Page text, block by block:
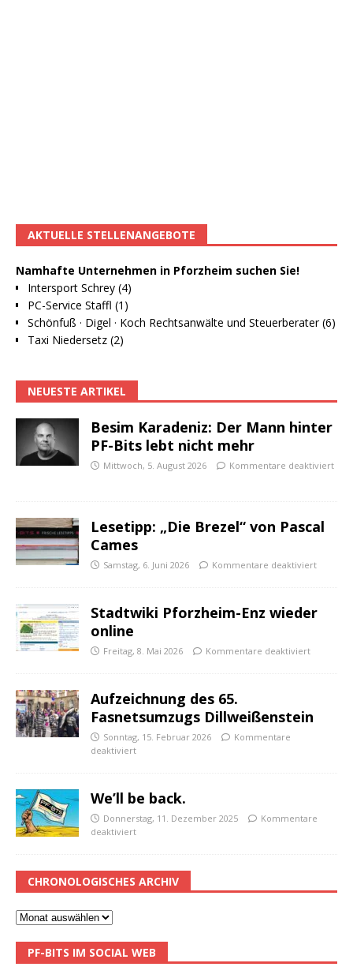
AKTUELLE STELLENANGEBOTE
Namhafte Unternehmen in Pforzheim suchen Sie!
Intersport Schrey (4)
PC-Service Staffl (1)
Schönfuß · Digel · Koch Rechtsanwälte und Steuerberater (6)
Taxi Niedersetz (2)
NEUESTE ARTIKEL
Besim Karadeniz: Der Mann hinter
PF-Bits lebt nicht mehr
Mittwoch, 5. August 2026 Kommentare deaktiviert
Lesetipp: „Die Brezel“ von Pascal
Cames
Samstag, 6. Juni 2026 Kommentare deaktiviert
Stadtwiki Pforzheim-Enz wieder
online
Freitag, 8. Mai 2026 Kommentare deaktiviert
Aufzeichnung des 65.
Fasnetsumzugs Dillweißenstein
Sonntag, 15. Februar 2026
Kommentare
deaktiviert
We’ll be back.
Donnerstag, 11. Dezember 2025
Kommentare
deaktiviert
CHRONOLOGISCHES ARCHIV
PF-BITS IM SOCIAL WEB